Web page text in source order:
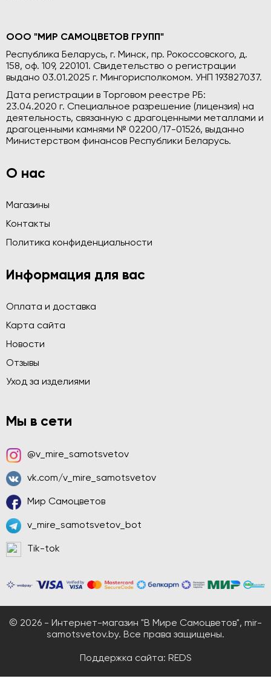
ООО "МИР САМОЦВЕТОВ ГРУПП"
Республика Беларусь, г. Минск, пр. Рокоссовского, д.
158, оф. 109, 220101. Свидетельство о регистрации
выдано 03.01.2025 г. Мингорисполкомом. УНП 193827037.
Дата регистрации в Торговом реестре РБ:
23.04.2020 г. Специальное разрешение (лицензия) на
деятельность, связанную с драгоценными металлами и
драгоценными камнями № 02200/17-01526, выданно
Министерством финансов Республики Беларусь.
О нас
Магазины
Контакты
Политика конфиденциальности
Информация для вас
Оплата и доставка
Карта сайта
Новости
Отзывы
Уход за изделиями
Мы в сети
@v_mire_samotsvetov
vk.com/v_mire_samotsvetov
Мир Самоцветов
v_mire_samotsvetov_bot
Tik-tok
© 2026 - Интернет-магазин "В Мире Самоцветов", mir-
samotsvetov.by. Все права защищены.
Поддержка сайта: REDS